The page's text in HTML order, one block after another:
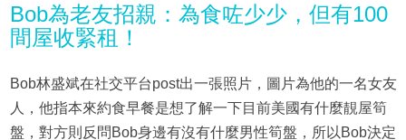
Bob為老友招親：為食咗少少，但有100
間屋收緊租！
Bob林盛斌在社交平台post出一張照片，圖片為他的一名女友
人，他指本來約食早餐是想了解一下目前美國有什麼靚屋筍
盤，對方則反問Bob身邊有沒有什麼男性筍盤，所以Bob決定